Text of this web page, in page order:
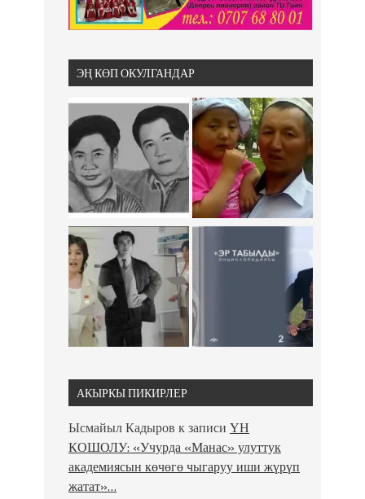
ЭҢ КӨП ОКУЛГАНДАР
АКЫРКЫ ПИКИРЛЕР
Ысмайыл Кадыров к записи ҮН
КОШОЛУ: «Учурда «Манас» улуттук
академиясын көчөгө чыгаруу иши жүрүп
жатат»…